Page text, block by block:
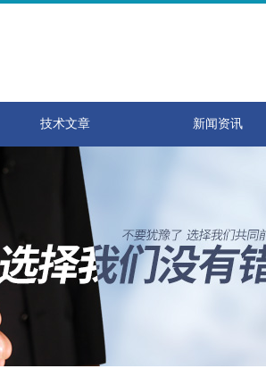
技术文章 新闻资讯